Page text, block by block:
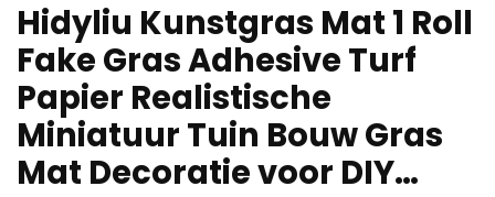
Hidyliu Kunstgras Mat 1 Roll
Fake Gras Adhesive Turf
Papier Realistische
Miniatuur Tuin Bouw Gras
Mat Decoratie voor DIY…